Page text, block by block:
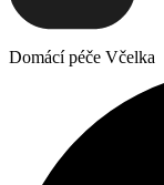
Domácí péče Včelka